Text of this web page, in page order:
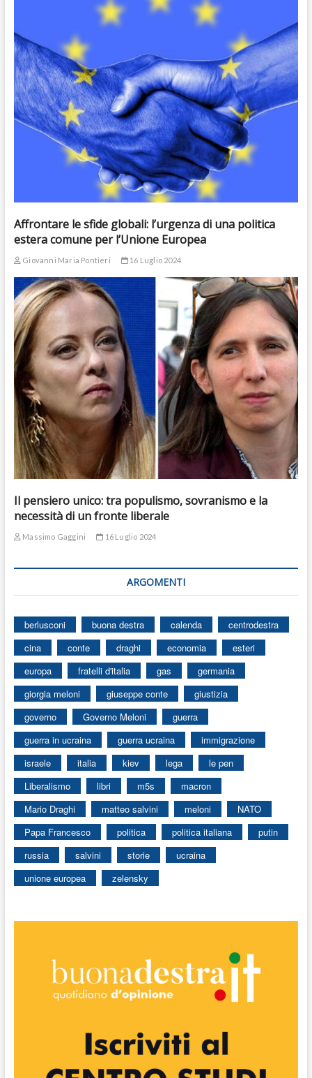
Affrontare le sfide globali: l’urgenza di una politica
estera comune per l’Unione Europea
Giovanni Maria Pontieri 16 Luglio 2024
Il pensiero unico: tra populismo, sovranismo e la
necessità di un fronte liberale
Massimo Gaggini 16 Luglio 2024
ARGOMENTI
berlusconi buona destra calenda
centrodestra
cina
conte draghi economia
esteri
europa
fratelli d'italia gas
germania
giorgia meloni
giuseppe conte
giustizia
governo
Governo Meloni
guerra
guerra in ucraina
guerra ucraina
immigrazione
israele
italia kiev lega
le pen
Liberalismo
libri m5s
macron
Mario Draghi
matteo salvini meloni
NATO
Papa Francesco
politica politica italiana
putin
russia
salvini storie
ucraina
unione europea
zelensky